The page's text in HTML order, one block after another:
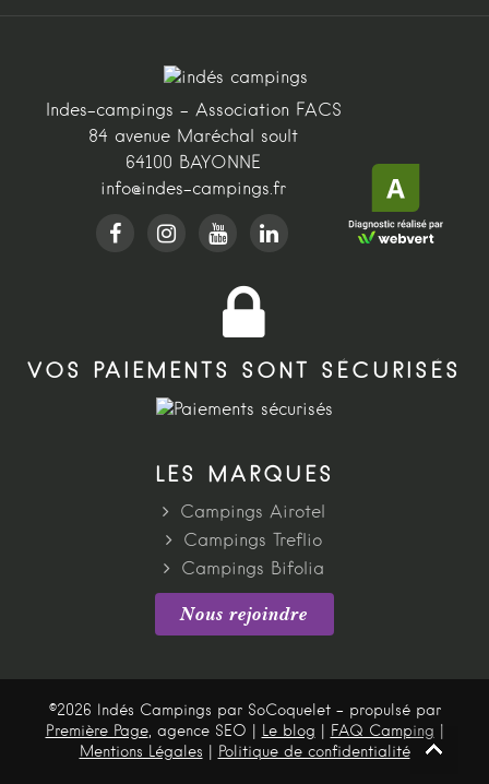
Indes-campings - Association FACS
84 avenue Maréchal soult
64100 BAYONNE
info@indes-campings.fr
VOS PAIEMENTS SONT SÉCURISÉS
LES MARQUES
Campings Airotel
Campings Treflio
Campings Bifolia
Nous rejoindre
©2026 Indés Campings par SoCoquelet - propulsé par
Première Page, agence SEO | Le blog FAQ Camping
Mentions Légales
Politique de confidentialité